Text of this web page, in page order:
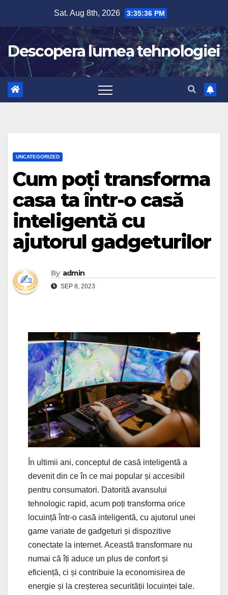
content
Sat. Aug 8th, 2026 3:35:37 PM
Descopera lumea tehnologiei
UNCATEGORIZED
Cum poți transforma
casa ta într-o casă
inteligentă cu
ajutorul gadgeturilor
By admin
SEP 8, 2023
În ultimii ani, conceptul de casă inteligentă a
devenit din ce în ce mai popular și accesibil
pentru consumatori. Datorită avansului
tehnologic rapid, acum poți transforma orice
locuință într-o casă inteligentă, cu ajutorul unei
game variate de gadgeturi și dispozitive
conectate la internet. Această transformare nu
numai că îți aduce un plus de confort și
eficiență, ci și contribuie la economisirea de
energie și la creșterea securității locuinței tale.